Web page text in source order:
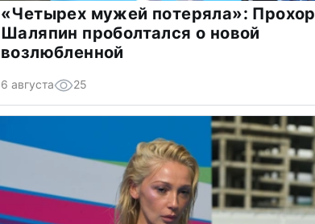
«Четырех мужей потеряла»: Прохор
Шаляпин проболтался о новой
возлюбленной
6 августа 25